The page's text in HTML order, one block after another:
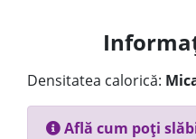
Densitatea calorică:
Află cum poți